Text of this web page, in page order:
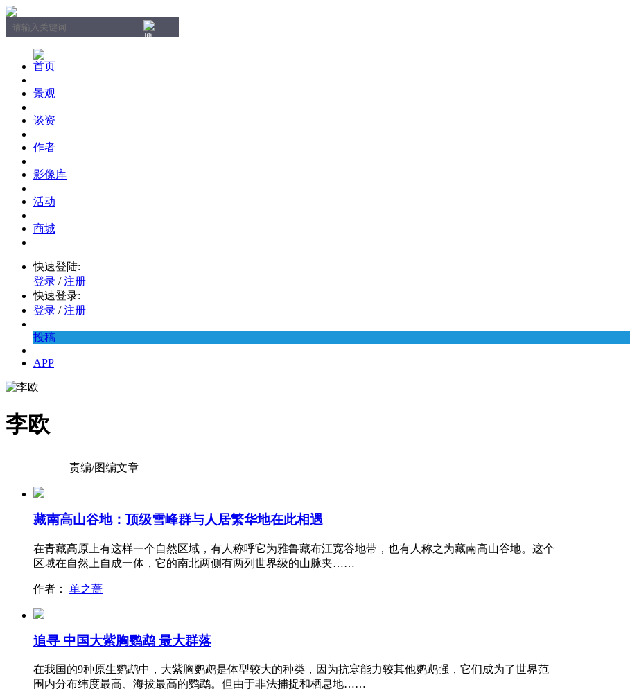
首页
景观
谈资
作者
影像库
活动
商城
快速登陆:
登录 / 注册
快速登录:
登录 / 注册
投稿
APP
李欧
责编/图编文章
藏南高山谷地：顶级雪峰群与人居繁华地在此相遇
在青藏高原上有这样一个自然区域，有人称呼它为雅鲁藏布江宽谷地带，也有人称之为藏南高山谷地。这个
区域在自然上自成一体，它的南北两侧有两列世界级的山脉夹……
作者： 单之蔷
追寻 中国大紫胸鹦鹉 最大群落
在我国的9种原生鹦鹉中，大紫胸鹦鹉是体型较大的种类，因为抗寒能力较其他鹦鹉强，它们成为了世界范
围内分布纬度最高、海拔最高的鹦鹉。但由于非法捕捉和栖息地……